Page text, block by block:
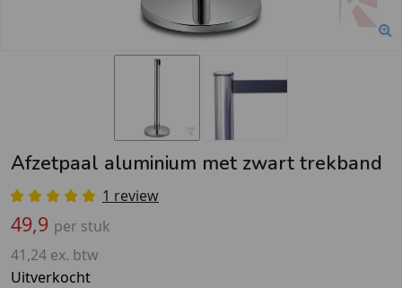
Afzetpaal aluminium met zwart trekband
1 review
49,9 per stuk
41,24 ex. btw
Uitverkocht